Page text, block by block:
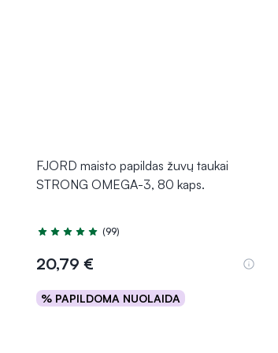
FJORD maisto papildas žuvų taukai
STRONG OMEGA-3, 80 kaps.
Įvertinimas 4.9 iš 5
(99)
20,79 €
% PAPILDOMA NUOLAIDA
Į krepšelį